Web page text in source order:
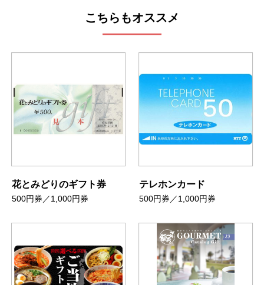
こちらもオススメ
花とみどりのギフト券
500円券／1,000円券
テレホンカード
500円券／1,000円券